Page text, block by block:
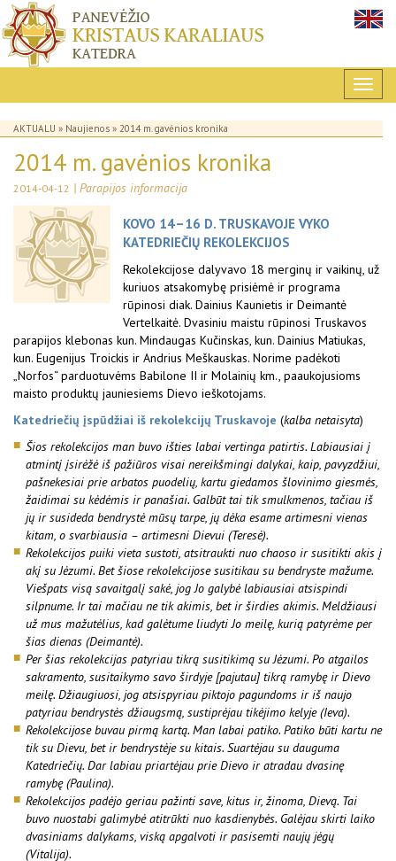
AKTUALU » Naujienos » 2014 m. gavėnios kronika
2014 m. gavėnios kronika
2014-04-12 | Parapijos informacija
KOVO 14–16 D. TRUSKAVOJE VYKO
KATEDRIEČIŲ REKOLEKCIJOS
Rekolekcijose dalyvavo 18 merginų ir vaikinų, už
kuriuos atsakomybę prisiėmė ir programa
rūpinosi diak. Dainius Kaunietis ir Deimantė
Vertelkaitė. Dvasiniu maistu rūpinosi Truskavos
parapijos klebonas kun. Mindaugas Kučinskas, kun. Dainius Matiukas,
kun. Eugenijus Troickis ir Andrius Meškauskas. Norime padėkoti
„Norfos“ parduotuvėms Babilone II ir Molainių km., paaukojusioms
maisto produktų jauniesiems Dievo ieškotojams.
Katedriečių įspūdžiai iš rekolekcijų Truskavoje (kalba netaisyta)
Šios rekolekcijos man buvo išties labai vertinga patirtis. Labiausiai į
atmintį įsirėžė iš pažiūros visai nereikšmingi dalykai, kaip, pavyzdžiui,
pašnekesiai prie arbatos puodelių, kartu giedamos šlovinimo giesmės,
žaidimai su kėdėmis ir panašiai. Galbūt tai tik smulkmenos, tačiau iš
jų ir susideda bendrystė mūsų tarpe, jų dėka esame artimesni vienas
kitam, o svarbiausia – artimesni Dievui (Teresė).
Rekolekcijos puiki vieta sustoti, atsitraukti nuo chaoso ir susitikti akis į
akį su Jėzumi. Bet šiose rekolekcijose susitikau su bendryste mažume.
Viešpats visą savaitgalį sakė, jog Jo galybė labiausiai atsispindi
silpnume. Ir tai mačiau ne tik akimis, bet ir širdies akimis. Meldžiausi
už mus mažutėlius, kad galėtume liudyti Jo meilę, kurią patyrėme per
šias dienas (Deimantė).
Per šias rekolekcijas patyriau tikrą susitikimą su Jėzumi. Po atgailos
sakramento, susitaikymo savo širdyje [pajutau] tikrą ramybę ir Dievo
meilę. Džiaugiuosi, jog atsispyriau piktojo pagundoms ir iš naujo
patyriau bendrystės džiaugsmą, sustiprėjau tikėjimo kelyje (Ieva).
Rekolekcijose buvau pirmą kartą. Man labai patiko. Patiko būti kartu ne
tik su Dievu, bet ir bendrystėje su kitais. Suartėjau su dauguma
Katedriečių. Dar labiau priartėjau prie Dievo ir atradau dvasinę
ramybę (Paulina).
Rekolekcijos padėjo geriau pažinti save, kitus ir, žinoma, Dievą. Tai
buvo nuostabi galimybė atitrūkti nuo kasdienybės. Galėjau skirti laiko
dvasiniams dalykams, viską apgalvoti ir pasisemti naujų jėgų
(Vitalija).